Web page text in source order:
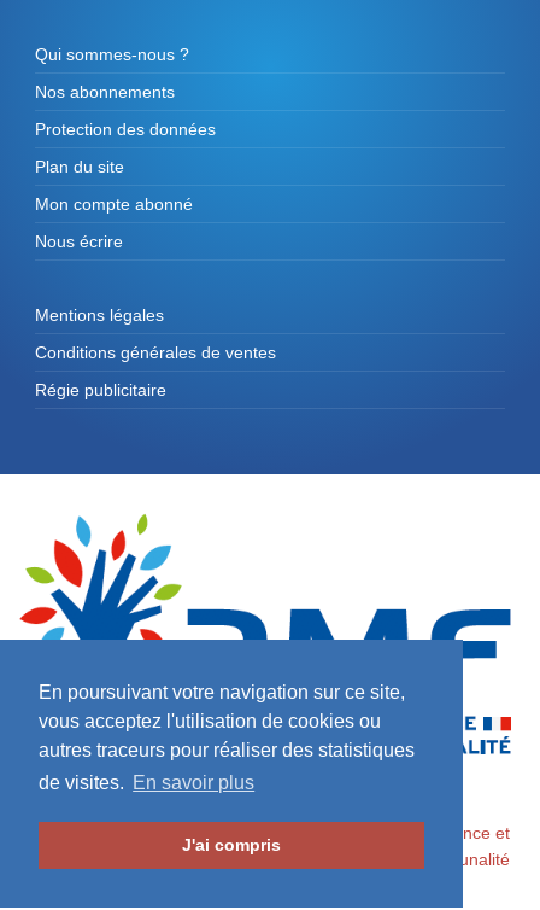
En poursuivant votre navigation sur ce site,
vous acceptez l'utilisation de cookies ou
autres traceurs pour réaliser des statistiques
de visites. En savoir plus
J'ai compris
Qui sommes-nous ?
Nos abonnements
Protection des données
Plan du site
Mon compte abonné
Nous écrire
Mentions légales
Conditions générales de ventes
Régie publicitaire
Maires de France / Association des Maires de France et
des Présidents d'Intercommunalité